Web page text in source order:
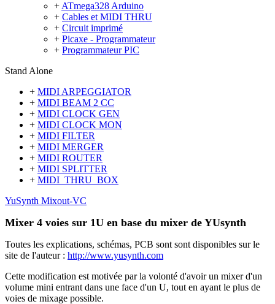
+ ATmega328 Arduino
+ Cables et MIDI THRU
+ Circuit imprimé
+ Picaxe - Programmateur
+ Programmateur PIC
Stand Alone
+ MIDI ARPEGGIATOR
+ MIDI BEAM 2 CC
+ MIDI CLOCK GEN
+ MIDI CLOCK MON
+ MIDI FILTER
+ MIDI MERGER
+ MIDI ROUTER
+ MIDI SPLITTER
+ MIDI_THRU_BOX
YuSynth Mixout-VC
Mixer 4 voies sur 1U en base du mixer de YUsynth
Toutes les explications, schémas, PCB sont sont disponibles sur le
site de l'auteur : http://www.yusynth.com
Cette modification est motivée par la volonté d'avoir un mixer d'un
volume mini entrant dans une face d'un U, tout en ayant le plus de
voies de mixage possible.